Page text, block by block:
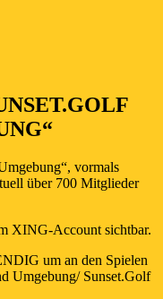
vormals
über 700 Mitglieder
XING-Account sichtbar.
um an den Spielen
Umgebung/ Sunset.Golf